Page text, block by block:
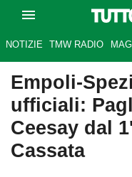
NOTIZIE TMW RADIO
Empoli-
ufficiali:
Ceesay dal
Cassata